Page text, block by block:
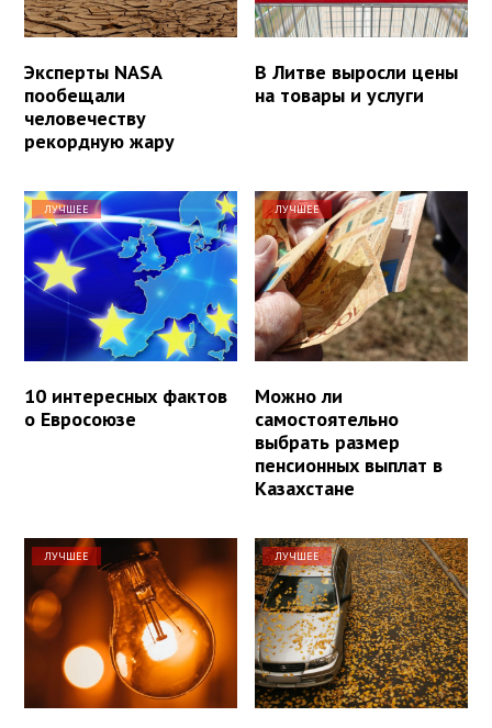
Эксперты NASA
пообещали
человечеству
рекордную жару
В Литве выросли цены
на товары и услуги
ЛУЧШЕЕ
10 интересных фактов
о Евросоюзе
ЛУЧШЕЕ
Можно ли
самостоятельно
выбрать размер
пенсионных выплат в
Казахстане
ЛУЧШЕЕ ЛУЧШЕЕ